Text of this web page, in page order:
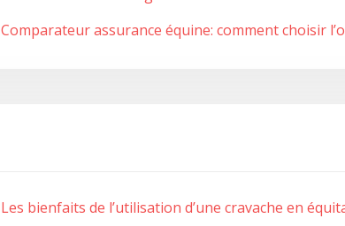
Comparateur assurance équine: comment choisir
Les bienfaits de l’utilisation d’une cravache en